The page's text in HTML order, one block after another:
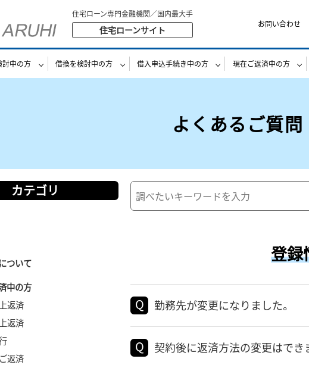
住宅ローン専門金融機関／国内最大手
住宅ローンサイト
お問い合わせ
討中の方 借換を検討中の方 借入申込手続き中の方 現在ご返済中の方
よくあるご質問
カテゴリ
ついて
中の方
返済
返済
返済
登録
勤務先が変更になりました。
契約後に返済方法の変更はでき